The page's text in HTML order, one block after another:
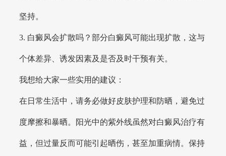
坚持。
3. 白癜风会扩散吗？部分白癜风可能出现扩散，这与
个体差异、诱发因素及是否及时干预有关。
我想给大家一些实用的建议：
在日常生活中，请务必做好皮肤护理和防晒，避免过
度摩擦和暴晒。阳光中的紫外线虽然对白癜风治疗有
益，但过量反而可能引起晒伤，甚至加重病情。保持